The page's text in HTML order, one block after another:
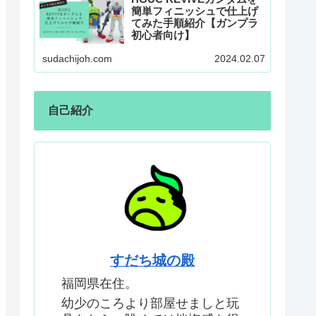
簡単フィニッシュで仕上げ
てみた手順紹介【ガンプラ
初心者向け】
sudachijoh.com 2024.02.07
自己紹介
すだち城の殿
福岡県在住。
幼少のころより部屋せましと玩